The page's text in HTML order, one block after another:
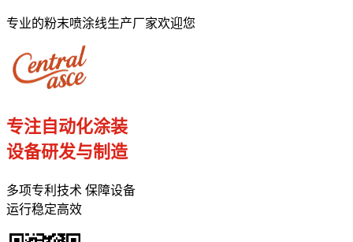
专业的粉末喷涂线生产厂家欢迎您
专注自动化涂装
设备研发与制造
多项专利技术 保障设备
运行稳定高效